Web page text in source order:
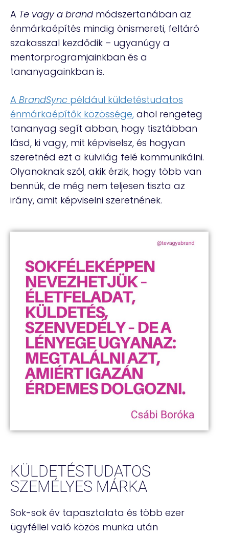
A Te vagy a brand módszertanában az
énmárkaépítés mindig önismereti, feltáró
szakasszal kezdődik – ugyanúgy a
mentorprogramjainkban és a
tananyagainkban is.
A BrandSync például küldetéstudatos
énmárkaépítők közössége, ahol rengeteg
tananyag segít abban, hogy tisztábban
lásd, ki vagy, mit képviselsz, és hogyan
szeretnéd ezt a külvilág felé kommunikálni.
Olyanoknak szól, akik érzik, hogy több van
bennük, de még nem teljesen tiszta az
irány, amit képviselni szeretnének.
KÜLDETÉSTUDATOS
SZEMÉLYES MÁRKA
Sok-sok év tapasztalata és több ezer
ügyféllel való közös munka után